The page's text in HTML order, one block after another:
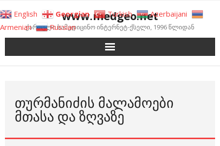
to
content
www.medgeo.net
ქართული სამედიცინო ინტერნეტ-ქსელი, 1996 წლიდან
ᲗᲣᲠᲛᲐᲜᲘᲫᲘᲡ ᲛᲐᲚᲐᲛᲝᲔᲑᲘ
ᲛᲗᲐᲡᲐ ᲓᲐ ᲖᲦᲕᲐᲖᲔ
English Georgian Turkish
Azerbaijani
Armenian
Russian